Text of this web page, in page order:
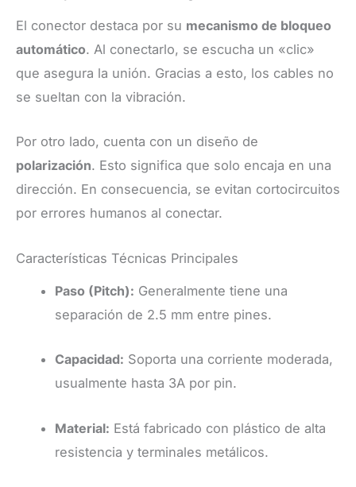
El conector destaca por su mecanismo de bloqueo
automático. Al conectarlo, se escucha un «clic»
que asegura la unión. Gracias a esto, los cables no
se sueltan con la vibración.
Por otro lado, cuenta con un diseño de
polarización. Esto significa que solo encaja en una
dirección. En consecuencia, se evitan cortocircuitos
por errores humanos al conectar.
Características Técnicas Principales
Paso (Pitch): Generalmente tiene una
separación de 2.5 mm entre pines.
Capacidad: Soporta una corriente moderada,
usualmente hasta 3A por pin.
Material: Está fabricado con plástico de alta
resistencia y terminales metálicos.